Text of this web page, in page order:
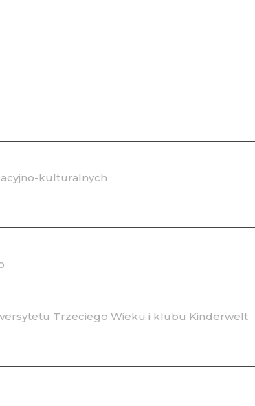
kulturalnych
Trzeciego Wieku i klubu Kinderwelt